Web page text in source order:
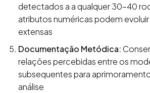
detectados a a qualquer 30-40
atributos numéricas podem
extensas
Documentação Metódica:
relações percebidas entre os
subsequentes para
análise